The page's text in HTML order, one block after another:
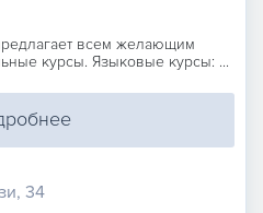
всем желающим
курсы. Языковые курсы: ...
34